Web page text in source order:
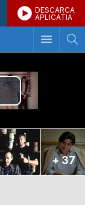
DESCARCA
APLICATIA
+ 37